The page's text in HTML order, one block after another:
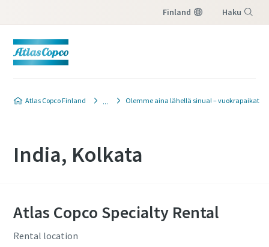
Finland Haku
Atlas Copco Finland Olemme aina lähellä sinua! – vuokrapaikat
India, Kolkata
Atlas Copco Specialty Rental
Rental location